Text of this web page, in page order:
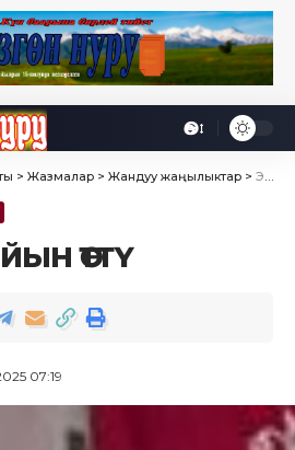
Font
Resizer
Өө
> Жазмалар > Жандуу жаңылыктар > ЭЛДИК ЖЫЙЫН ӨТТҮ
ӨТТҮ
07:19